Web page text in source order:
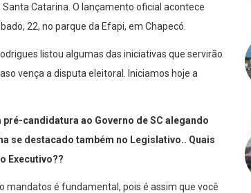
Catarina. O lançamento oficial acontece
22, no parque da Efapi, em Chapecó.
listou algumas das iniciativas que servirão
vença a disputa eleitoral. Iniciamos hoje a
candidatura ao Governo de SC alegando
se destacado também no Legislativo.. Quais
Executivo??
mandatos é fundamental, pois é assim que você